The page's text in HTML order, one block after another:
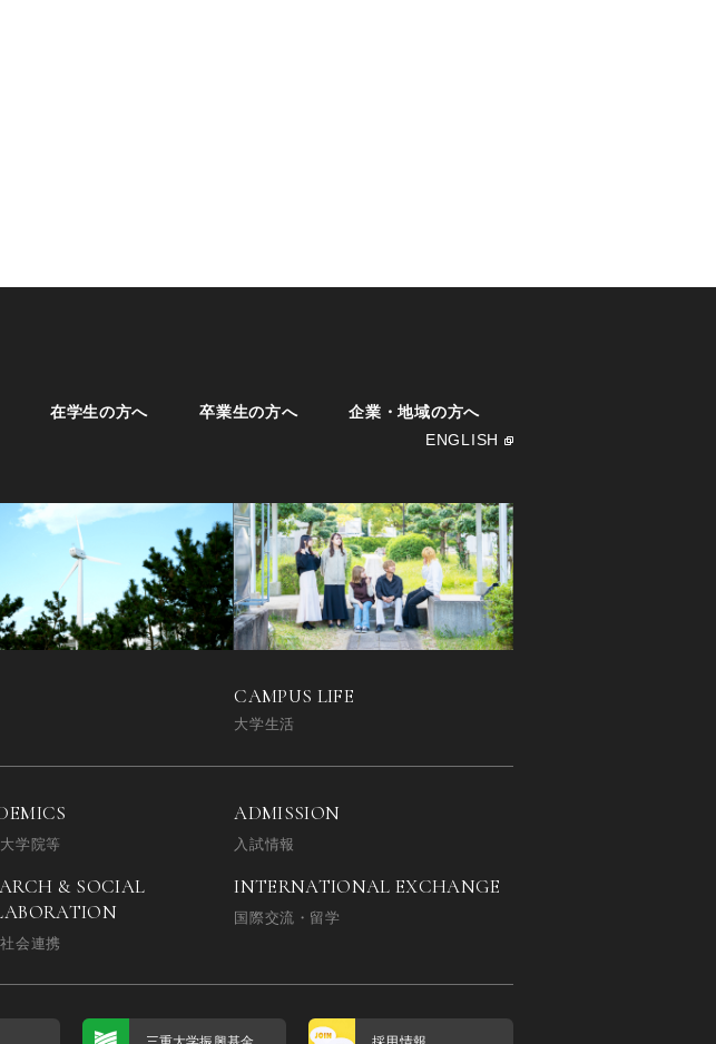
在学生の方へ 卒業生の方へ
企業・地域の方へ
ENGLISH
CAMPUS LIFE
大学生活
学院等
ADMISSION
入試情報
& SOCIAL
会連携
INTERNATIONAL EXCHANGE
国際交流・留学